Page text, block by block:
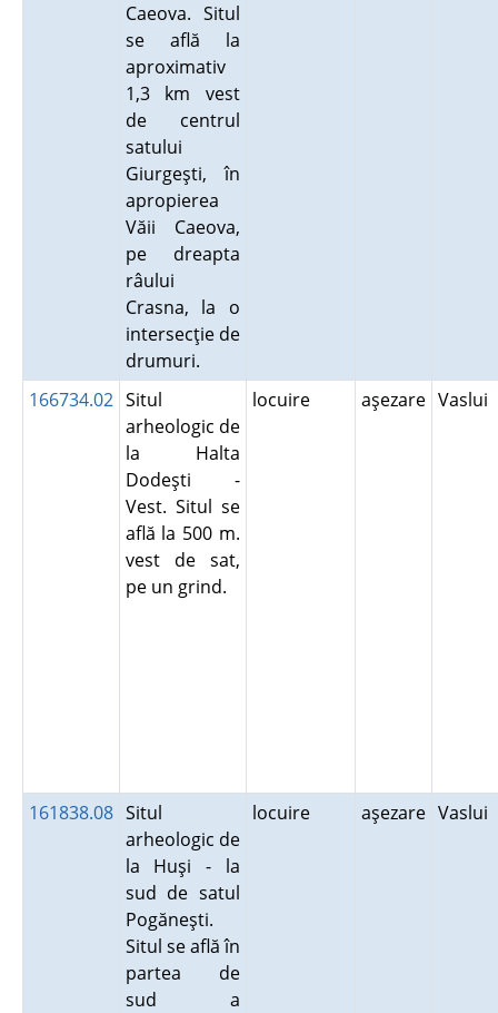
Caeova. Situl
se află la
aproximativ
1,3 km vest
de centrul
satului
Giurgeşti, în
apropierea
Văii Caeova,
pe dreapta
râului
Crasna, la o
intersecţie de
drumuri.
166734.02 Situl
arheologic de
la Halta
Dodeşti -
Vest. Situl se
află la 500 m.
vest de sat,
pe un grind.
locuire aşezare Vaslui
161838.08 Situl
arheologic de
la Huşi - la
sud de satul
Pogăneşti.
Situl se află în
partea de
sud a
locuire aşezare Vaslui